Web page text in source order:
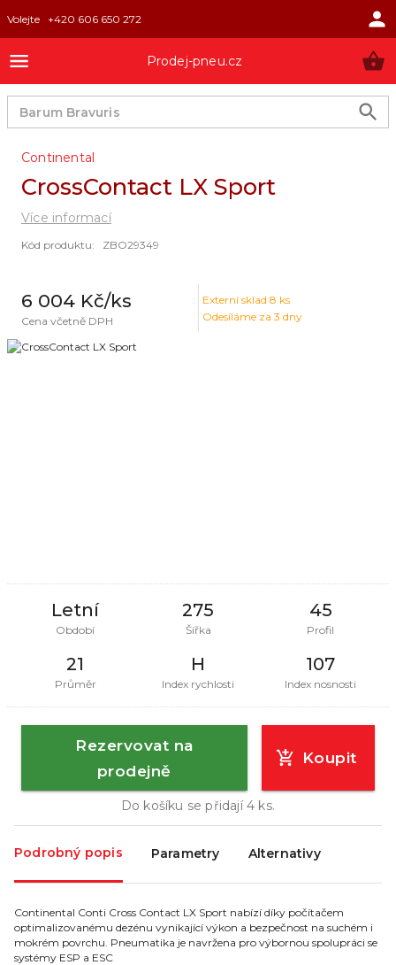
Volejte +420 606 650 272
Prodej-pneu.cz
Continental
CrossContact LX Sport
Kód produktu: ZBO29349
6 004 Kč/ks
Cena včetně DPH
Externí sklad 8 ks
Odesíláme za 3 dny
Letní
Období
275
Šířka
45
Profil
21
Průměr
H
Index rychlosti
107
Index nosnosti
Více informací
Rezervovat na
prodejně
Koupit
Do košíku se přidají4 ks.
Podrobný popis Parametry Alternativy
Continental Conti Cross Contact LX Sport nabízí díky počítačem
optimalizovanému dezénu vynikající výkon a bezpečnost na suchém i
mokrém povrchu. Pneumatika je navržena pro výbornou spolupráci se
systémy ESP a ESC